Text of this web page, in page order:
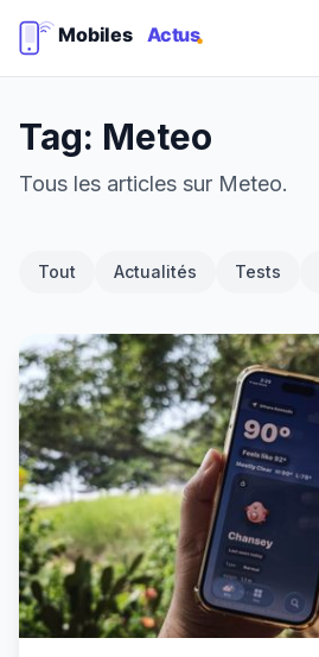
Tag: Meteo
Tous les articles sur Meteo.
Tout Actualités Tests